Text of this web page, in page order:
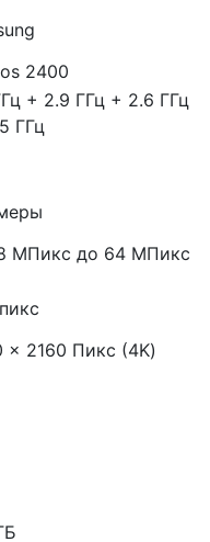
2400
+ 2.9 ГГц + 2.6 ГГц
ГГц
МПикс до 64 МПикс
x 2160 Пикс (4K)